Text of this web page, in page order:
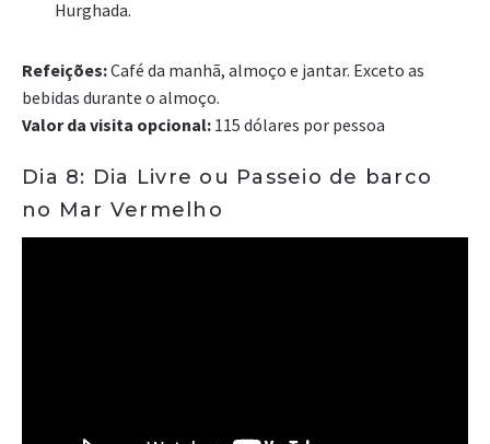
Hurghada.
Refeições:Café da manhã, almoço e jantar. Exceto as
bebidas durante o almoço.
Valor da visita opcional: 115 dólares por pessoa
Dia 8: Dia Livre ou Passeio de barco
no Mar Vermelho